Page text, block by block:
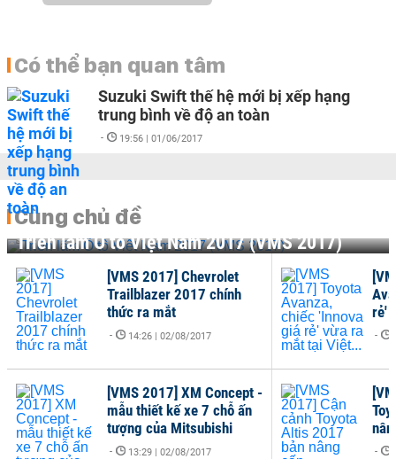
Có thể bạn quan tâm
Suzuki Swift thế hệ mới bị xếp hạng
trung bình về độ an toàn
- 19:56 | 01/06/2017
Cùng chủ đề
Triển lãm Ô tô Việt Nam 2017 (VMS 2017)
-
[VMS 2017] Chevrolet
Trailblazer 2017 chính
thức ra mắt
- 14:26 | 02/08/2017
[VMS 2017] XM Concept -
mẫu thiết kế xe 7 chỗ ấn
tượng của Mitsubishi
- 13:29 | 02/08/2017
rẻ'
-